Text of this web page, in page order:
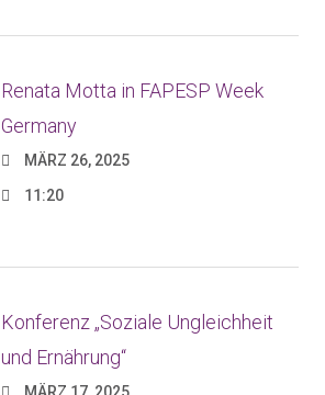
Renata Motta in FAPESP Week
Germany
MÄRZ 26, 2025
11:20
Konferenz „Soziale Ungleichheit
und Ernährung“